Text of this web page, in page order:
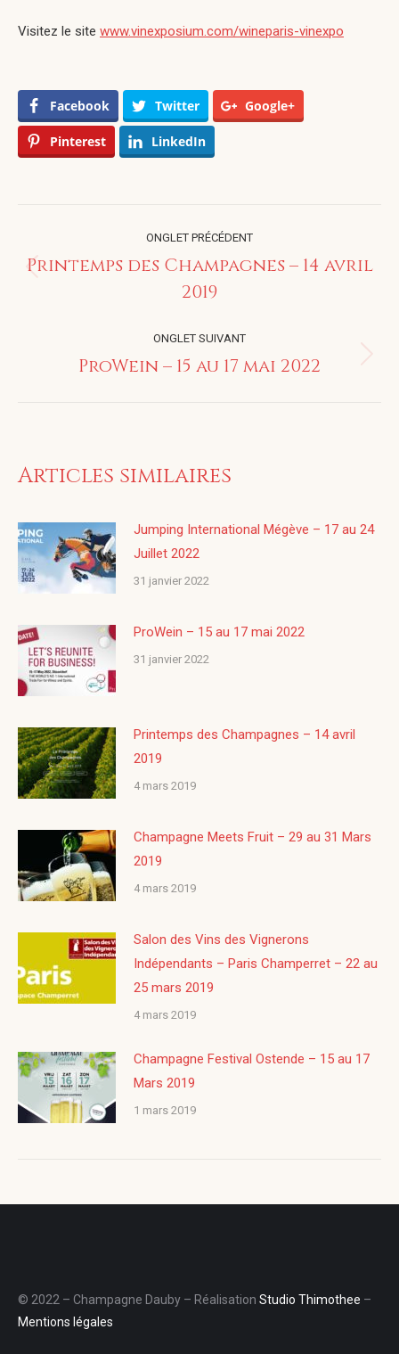
Visitez le site www.vinexposium.com/wineparis-vinexpo
Facebook Twitter Google+
Pinterest LinkedIn
Navigation
de
commentaire
ONGLET PRÉCÉDENT
précédent
Printemps des Champagnes – 14 avril
2019
ONGLET SUIVANT
Onglet
ProWein – 15 au 17 mai 2022
Articles similaires
Jumping International Mégève – 17 au 24
Juillet 2022
31 janvier 2022
ProWein – 15 au 17 mai 2022
31 janvier 2022
Printemps des Champagnes – 14 avril
2019
4 mars 2019
Champagne Meets Fruit – 29 au 31 Mars
2019
4 mars 2019
Salon des Vins des Vignerons
Indépendants – Paris Champerret – 22 au
25 mars 2019
4 mars 2019
Champagne Festival Ostende – 15 au 17
Mars 2019
1 mars 2019
© 2022 – Champagne Dauby – Réalisation Studio Thimothee –
Mentions légales